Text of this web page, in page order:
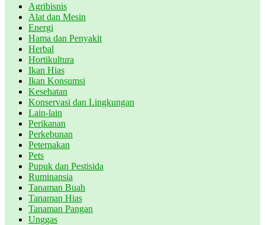
Agribisnis
Alat dan Mesin
Energi
Hama dan Penyakit
Herbal
Hortikultura
Ikan Hias
Ikan Konsumsi
Kesehatan
Konservasi dan Lingkungan
Lain-lain
Perikanan
Perkebunan
Peternakan
Pets
Pupuk dan Pestisida
Ruminansia
Tanaman Buah
Tanaman Hias
Tanaman Pangan
Unggas